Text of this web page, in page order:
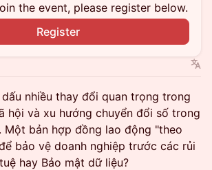
the event, please register below.
Register
nhiều thay đổi quan trọng trong
hội và xu hướng chuyển đổi số trong
Một bản hợp đồng lao động "theo
bảo vệ doanh nghiệp trước các rủi
hay Bảo mật dữ liệu?